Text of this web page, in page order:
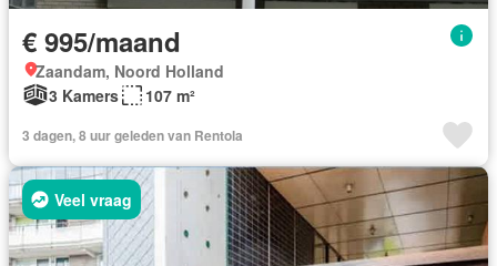
€ 995/maand
Zaandam, Noord Holland
3 Kamers
107 m²
3 dagen, 8 uur geleden van Rentola
Veel vraag